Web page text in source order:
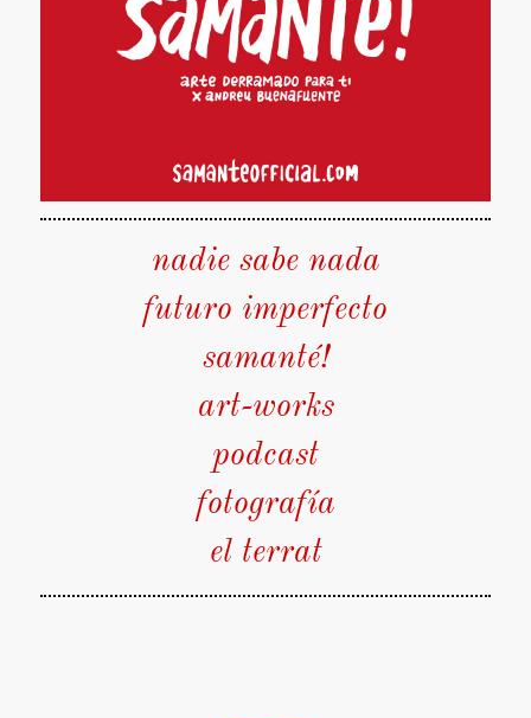
nadie sabe nada
futuro imperfecto
samanté!
art-works
podcast
fotografía
el terrat